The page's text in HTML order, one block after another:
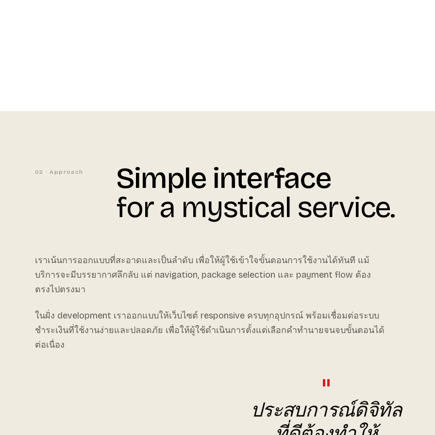
02 · Approach
Simple interface
for a mystical service.
เราเน้นการออกแบบที่สะอาดและเป็นลำดับ เพื่อให้ผู้ใช้เข้าใจขั้นตอนการใช้งานได้ทันที แม้
บริการจะมีบรรยากาศลึกลับ แต่ navigation, package selection และ payment flow ต้อง
ตรงไปตรงมา
ในฝั่ง development เราออกแบบให้เว็บไซต์ responsive ครบทุกอุปกรณ์ พร้อมเชื่อมต่อระบบ
ชำระเงินที่ใช้งานง่ายและปลอดภัย เพื่อให้ผู้ใช้ดำเนินการตั้งแต่เลือกคำทำนายจนจบขั้นตอนได้
ต่อเนื่อง
"
ประสบการณ์ดิจิทัล